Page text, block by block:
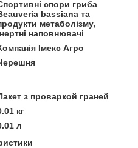
спори гриба
bassiana та
метаболізму,
наповнювачі
Імекс Агро
з проваркой граней
кг
л